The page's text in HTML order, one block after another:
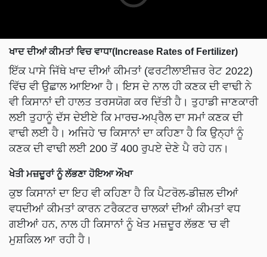
ਖਾਦ ਦੀਆਂ ਕੀਮਤਾਂ ਵਿਚ ਵਾਧਾ(Increase Rates of Fertilizer)
ਇੱਕ ਪਾਸੇ ਜਿੱਥੇ ਖਾਦ ਦੀਆਂ ਕੀਮਤਾਂ (ਫਰਟੀਲਾਈਜ਼ਰ ਰੇਟ 2022)
ਵਿੱਚ ਵੀ ਉਛਾਲ ਆਇਆ ਹੈ। ਇਸ ਦੇ ਨਾਲ ਹੀ ਕਣਕ ਦੀ ਵਾਢੀ ਨੇ
ਵੀ ਕਿਸਾਨਾਂ ਦੀ ਹਾਲਤ ਤਰਸਯੋਗ ਕਰ ਦਿੱਤੀ ਹੈ। ਤੁਹਾਡੀ ਜਾਣਕਾਰੀ
ਲਈ ਤੁਹਾਨੂੰ ਦੱਸ ਦੇਈਏ ਕਿ ਮਾਰਚ-ਅਪ੍ਰੈਲ ਦਾ ਸਮਾਂ ਕਣਕ ਦੀ
ਵਾਢੀ ਲਈ ਹੈ। ਅਜਿਹੇ 'ਚ ਕਿਸਾਨਾਂ ਦਾ ਕਹਿਣਾ ਹੈ ਕਿ ਉਨ੍ਹਾਂ ਨੂੰ
ਕਣਕ ਦੀ ਵਾਢੀ ਲਈ 200 ਤੋਂ 400 ਰੁਪਏ ਦੇਣੇ ਪੈ ਰਹੇ ਹਨ।
ਖੇਤੀ ਮਜ਼ਦੂਰਾਂ ਨੂੰ ਲੱਭਣਾ ਹੋਇਆ ਔਖਾ
ਕੁਝ ਕਿਸਾਨਾਂ ਦਾ ਇਹ ਵੀ ਕਹਿਣਾ ਹੈ ਕਿ ਪੈਟਰੋਲ-ਡੀਜ਼ਲ ਦੀਆਂ
ਵਧਦੀਆਂ ਕੀਮਤਾਂ ਕਾਰਨ ਟਰੈਕਟਰ ਚਾਲਕਾਂ ਦੀਆਂ ਕੀਮਤਾਂ ਵਧ
ਗਈਆਂ ਹਨ, ਨਾਲ ਹੀ ਕਿਸਾਨਾਂ ਨੂੰ ਖੇਤ ਮਜ਼ਦੂਰ ਲੱਭਣ 'ਚ ਵੀ
ਮੁਸ਼ਕਿਲ ਆ ਰਹੀ ਹੈ।